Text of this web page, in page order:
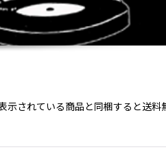
示されている商品と同梱すると送料